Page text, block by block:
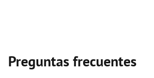
Preguntas frecuentes